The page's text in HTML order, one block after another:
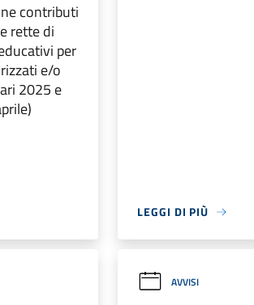
contributi
rette di
per
e/o
2025 e
LEGGI DI PIÙ
AVVISI